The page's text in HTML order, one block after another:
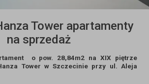
Tower apartamenty
na sprzedaż
o pow. 28,84m2 na XIX piętrze
Tower w Szczecinie przy ul. Aleja